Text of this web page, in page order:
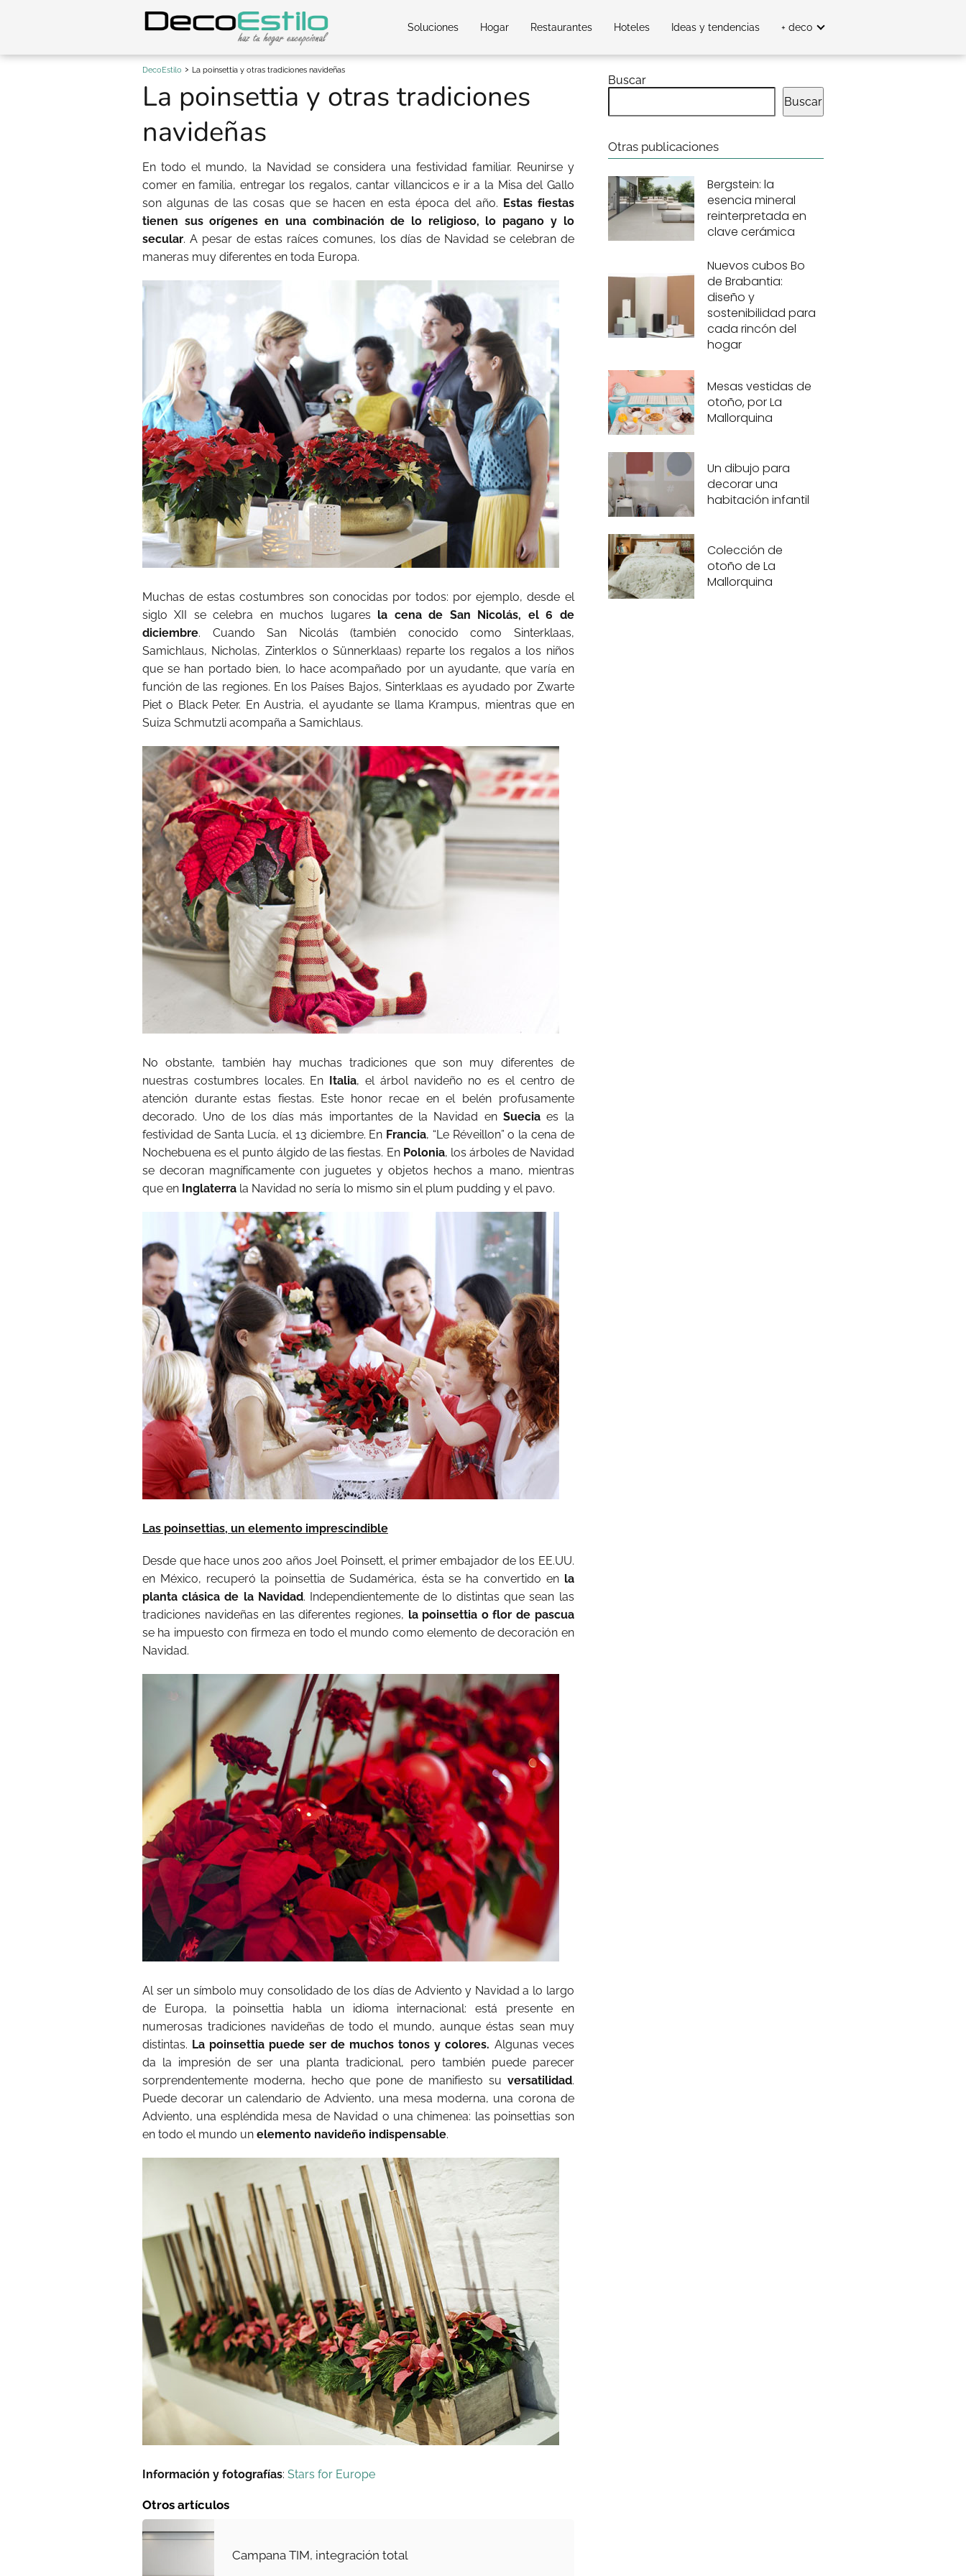
Soluciones Hogar Restaurantes Hoteles Ideas y tendencias + deco
DecoEstilo La poinsettia y otras tradiciones navideñas
La poinsettia y otras tradiciones
navideñas
En todo el mundo, la Navidad se considera una festividad familiar. Reunirse y
comer en familia, entregar los regalos, cantar villancicos e ir a la Misa del Gallo
son algunas de las cosas que se hacen en esta época del año. Estas fiestas
tienen sus orígenes en una combinación de lo religioso, lo pagano y lo
secular. A pesar de estas raíces comunes, los días de Navidad se celebran de
maneras muy diferentes en toda Europa.
Muchas de estas costumbres son conocidas por todos: por ejemplo, desde el
siglo XII se celebra en muchos lugares la cena de San Nicolás, el 6 de
diciembre. Cuando San Nicolás (también conocido como Sinterklaas,
Samichlaus, Nicholas, Zinterklos o Sünnerklaas) reparte los regalos a los niños
que se han portado bien, lo hace acompañado por un ayudante, que varía en
función de las regiones. En los Países Bajos, Sinterklaas es ayudado por Zwarte
Piet o Black Peter. En Austria, el ayudante se llama Krampus, mientras que en
Suiza Schmutzli acompaña a Samichlaus.
No obstante, también hay muchas tradiciones que son muy diferentes de
nuestras costumbres locales. En Italia, el árbol navideño no es el centro de
atención durante estas fiestas. Este honor recae en el belén profusamente
decorado. Uno de los días más importantes de la Navidad enSueciaes la
festividad de Santa Lucía, el 13 diciembre. En Francia, “Le Réveillon” o la cena de
Nochebuena es el punto álgido de las fiestas. En Polonia, los árboles de Navidad
se decoran magníficamente con juguetes y objetos hechos a mano, mientras
que en Inglaterra la Navidad no sería lo mismo sin el plum pudding y el pavo.
Las poinsettias, un elemento imprescindible
Desde que hace unos 200 años Joel Poinsett, el primer embajador de los EE.UU.
en México, recuperó la poinsettia de Sudamérica, ésta se ha convertido en la
planta clásica de la Navidad. Independientemente de lo distintas que sean las
tradiciones navideñas en las diferentes regiones, la poinsettia o flor de pascua
se ha impuesto con firmeza en todo el mundo como elemento de decoración en
Navidad.
Al ser un símbolo muy consolidado de los días de Adviento y Navidad a lo largo
de Europa, la poinsettia habla un idioma internacional: está presente en
numerosas tradiciones navideñas de todo el mundo, aunque éstas sean muy
distintas. La poinsettia puede ser de muchos tonos y colores. Algunas veces
da la impresión de ser una planta tradicional, pero también puede parecer
sorprendentemente moderna, hecho que pone de manifiesto su versatilidad.
Puede decorar un calendario de Adviento, una mesa moderna, una corona de
Adviento, una espléndida mesa de Navidad o una chimenea: las poinsettias son
en todo el mundo un elemento navideño indispensable.
Información y fotografías: Stars for Europe
Otros artículos
Campana TIM, integración total
Buscar
Buscar
Otras publicaciones
Bergstein: la
esencia mineral
reinterpretada en
clave cerámica
Nuevos cubos Bo
de Brabantia:
diseño y
sostenibilidad para
cada rincón del
hogar
Mesas vestidas de
otoño, por La
Mallorquina
Un dibujo para
decorar una
habitación infantil
Colección de
otoño de La
Mallorquina